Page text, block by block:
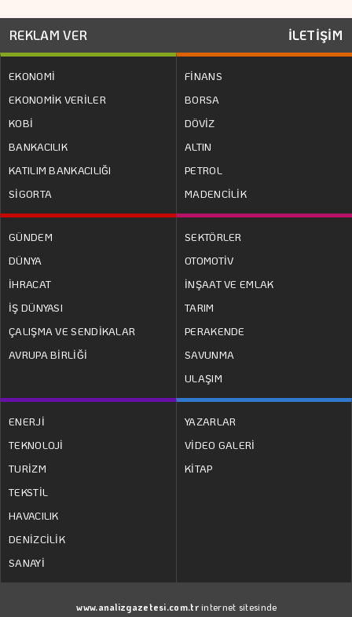
REKLAM VER İLETİŞİM
EKONOMİ
EKONOMİK VERİLER
KOBİ
BANKACILIK
KATILIM BANKACILIĞI
SİGORTA
FİNANS
BORSA
DÖVİZ
ALTIN
PETROL
MADENCİLİK
GÜNDEM
DÜNYA
İHRACAT
İŞ DÜNYASI
ÇALIŞMA VE SENDİKALAR
AVRUPA BİRLİĞİ
SEKTÖRLER
OTOMOTİV
İNŞAAT VE EMLAK
TARIM
PERAKENDE
SAVUNMA
ULAŞIM
ENERJİ
TEKNOLOJİ
TURİZM
TEKSTİL
HAVACILIK
DENİZCİLİK
SANAYİ
YAZARLAR
VİDEO GALERİ
KİTAP
www.analizgazetesi.com.trinternet sitesinde